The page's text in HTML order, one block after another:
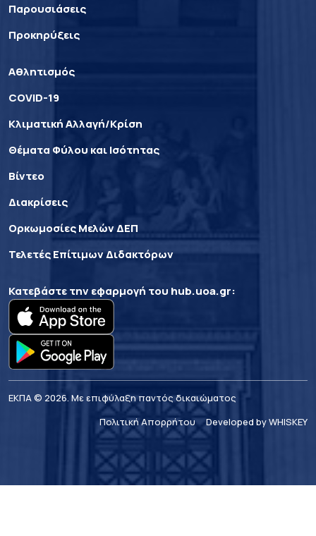
Παρουσιάσεις
Προκηρύξεις
Αθλητισμός
COVID-19
Κλιματική Αλλαγή/Κρίση
Θέματα Φύλου και Ισότητας
Βίντεο
Διακρίσεις
Ορκωμοσίες Μελών ΔΕΠ
Τελετές Επίτιμων Διδακτόρων
Κατεβάστε την εφαρμογή του hub.uoa.gr:
ΕΚΠΑ © 2026. Με επιφύλαξη παντός δικαιώματος
Πολιτική Απορρήτου
Developed by WHISKEY